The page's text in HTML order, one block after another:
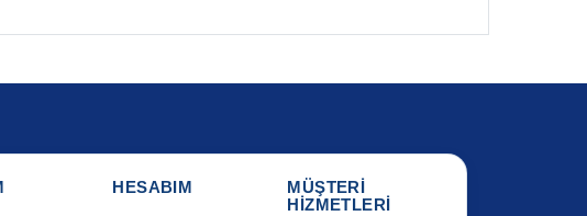
HESABIM
MÜŞTERİ
HİZMETLERİ